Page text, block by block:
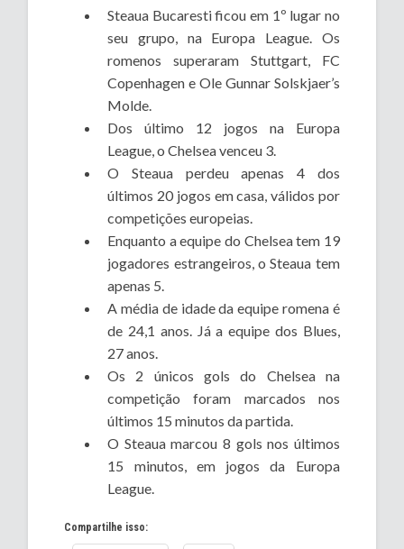
Steaua Bucaresti ficou em 1º lugar no
seu grupo, na Europa League. Os
romenos superaram Stuttgart, FC
Copenhagen e Ole Gunnar Solskjaer’s
Molde.
Dos último 12 jogos na Europa
League, o Chelsea venceu 3.
O Steaua perdeu apenas 4 dos
últimos 20 jogos em casa, válidos por
competições europeias.
Enquanto a equipe do Chelsea tem 19
jogadores estrangeiros, o Steaua tem
apenas 5.
A média de idade da equipe romena é
de 24,1 anos. Já a equipe dos Blues,
27 anos.
Os 2 únicos gols do Chelsea na
competição foram marcados nos
últimos 15 minutos da partida.
O Steaua marcou 8 gols nos últimos
15 minutos, em jogos da Europa
League.
Compartilhe isso: